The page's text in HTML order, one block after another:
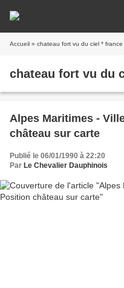
Accueil » chateau fort vu du ciel * france
chateau fort vu du
Alpes Maritimes -
château sur carte
Publié le 06/01/1990 à 22:20
Par Le Chevalier Dauphinois